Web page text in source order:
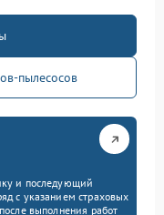
пылесосов
и последующий
с указанием страховых
выполнения работ